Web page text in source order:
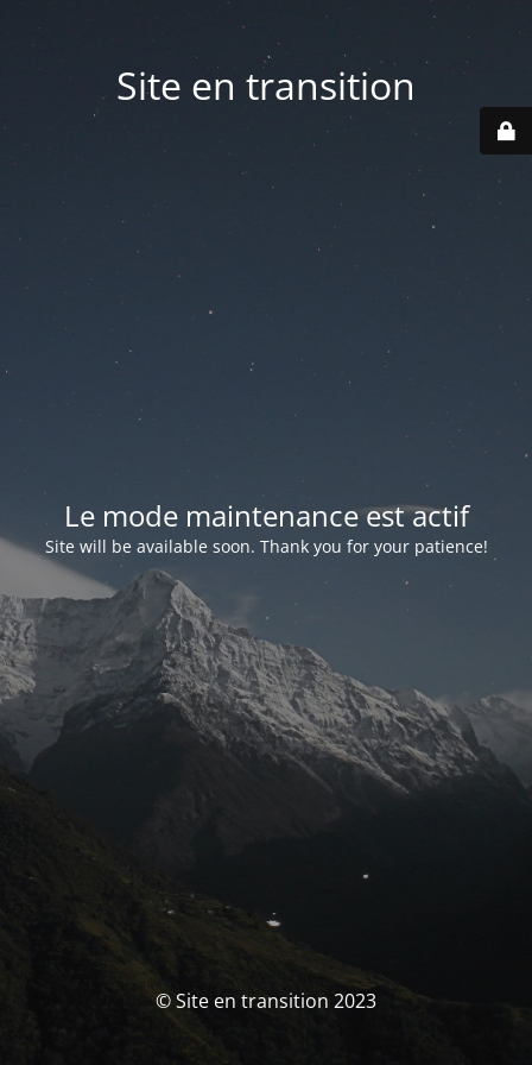
Site en transition
Le mode maintenance est actif
Site will be available soon. Thank you for your patience!
© Site en transition 2023